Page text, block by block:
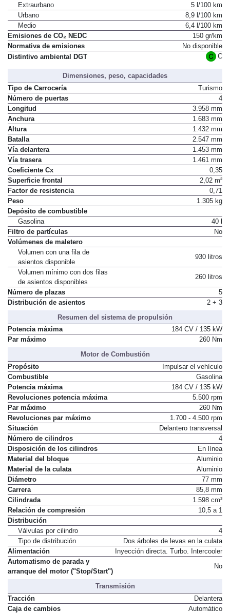
Extraurbano
5 l/100 km
Urbano
8,9 l/100 km
Medio
6,4 l/100 km
Emisiones de CO₂ NEDC
150 gr/km
Normativa de emisiones
No disponible
Distintivo ambiental DGT
C
Dimensiones, peso, capacidades
Tipo de Carrocería
Turismo
Número de puertas
4
Longitud
3.958 mm
Anchura
1.683 mm
Altura
1.432 mm
Batalla
2.547 mm
Vía delantera
1.453 mm
Vía trasera
1.461 mm
Coeficiente Cx
0,35
Superficie frontal
2,02 m²
Factor de resistencia
0,71
Peso
1.305 kg
Depósito de combustible
Gasolina
40 l
Filtro de partículas
No
Volúmenes de maletero
Volumen con una fila de
asientos disponible
930 litros
Volumen mínimo con dos filas
de asientos disponibles
260 litros
Número de plazas
5
Distribución de asientos
2 + 3
Resumen del sistema de propulsión
Potencia máxima
184 CV / 135 kW
Par máximo
260 Nm
Motor de Combustión
Propósito
Impulsar el vehículo
Combustible
Gasolina
Potencia máxima
184 CV / 135 kW
Revoluciones potencia máxima
5.500 rpm
Par máximo
260 Nm
Revoluciones par máximo
1.700 - 4.500 rpm
Situación
Delantero transversal
Número de cilindros
4
Disposición de los cilindros
En línea
Material del bloque
Aluminio
Material de la culata
Aluminio
Diámetro
77 mm
Carrera
85,8 mm
Cilindrada
1.598 cm³
Relación de compresión
10,5 a 1
Distribución
Válvulas por cilindro
4
Tipo de distribución
Dos árboles de levas en la culata
Alimentación
Inyección directa. Turbo. Intercooler
Automatismo de parada y
arranque del motor ("Stop/Start")
No
Transmisión
Tracción
Delantera
Caja de cambios
Automático